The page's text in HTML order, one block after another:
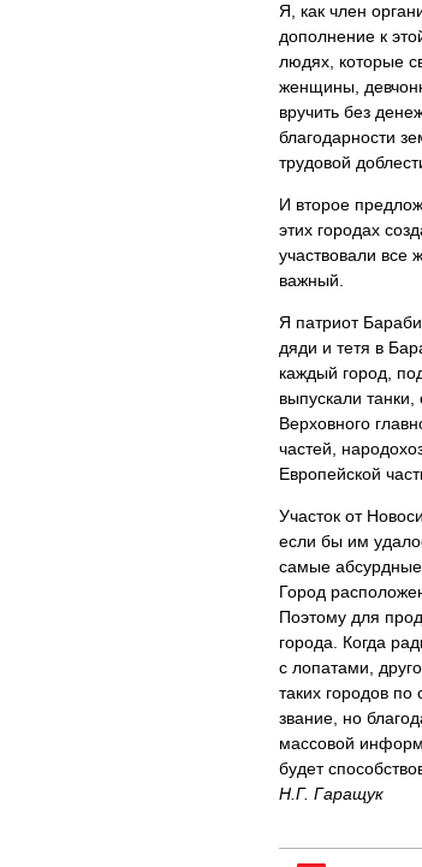
Я, как член
дополнение к
людях, которые
женщины,
вручить без
благодарности
трудовой
И второе
этих городах
участвовали все
важный.
Я патриот
дяди и тетя в
каждый город,
выпускали
Верховного
частей,
Европейской
Участок от
если бы им
самые абсурдные
Город
Поэтому для
города. Когда
с лопатами,
таких городов
звание, но
массовой
будет
Н.Г. Гаращук